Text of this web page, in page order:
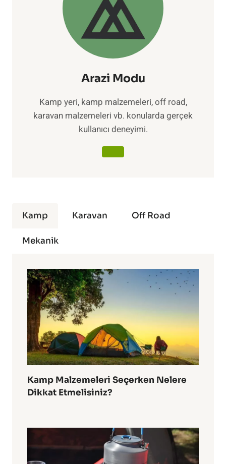
Arazi Modu
Kamp yeri, kamp malzemeleri, off road,
karavan malzemeleri vb. konularda gerçek
kullanıcı deneyimi.
Kamp Karavan Off Road
Mekanik
Kamp Malzemeleri Seçerken Nelere
Dikkat Etmelisiniz?